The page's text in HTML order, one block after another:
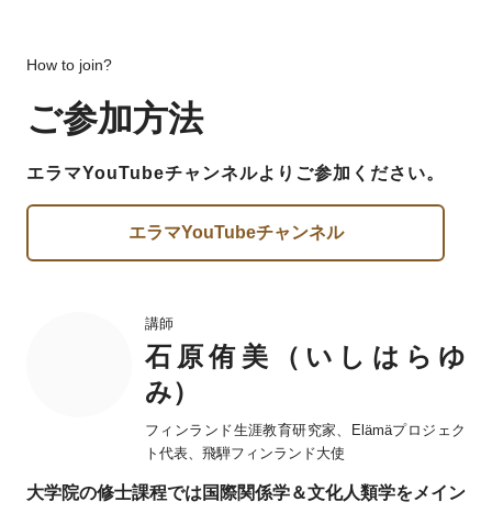
How to join?
ご参加方法
エラマYouTubeチャンネルよりご参加ください。
エラマYouTubeチャンネル
講師
石原侑美（いしはらゆ
み）
フィンランド生涯教育研究家、Elämäプロジェク
ト代表、飛騨フィンランド大使
大学院の修士課程では国際関係学＆文化人類学をメイン